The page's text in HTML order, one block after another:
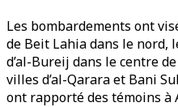
Les bombardements ont
de Beit Lahia dans le nord,
d’al-Bureij dans le centre
villes d’al-Qarara et Bani
ont rapporté des témoins à